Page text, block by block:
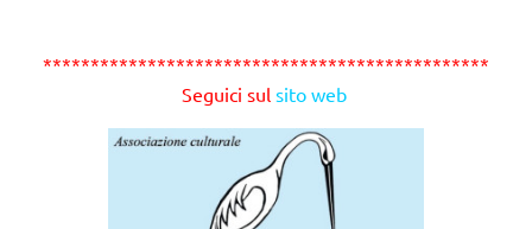
***********************************************
Seguici sul sito web